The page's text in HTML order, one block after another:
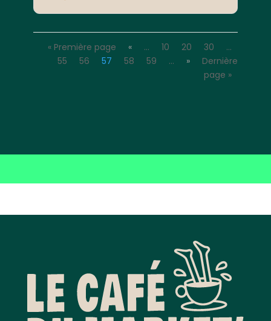
« Première page « … 10 20 30
…
55
56 57 58 59 … »
Dernière
page »